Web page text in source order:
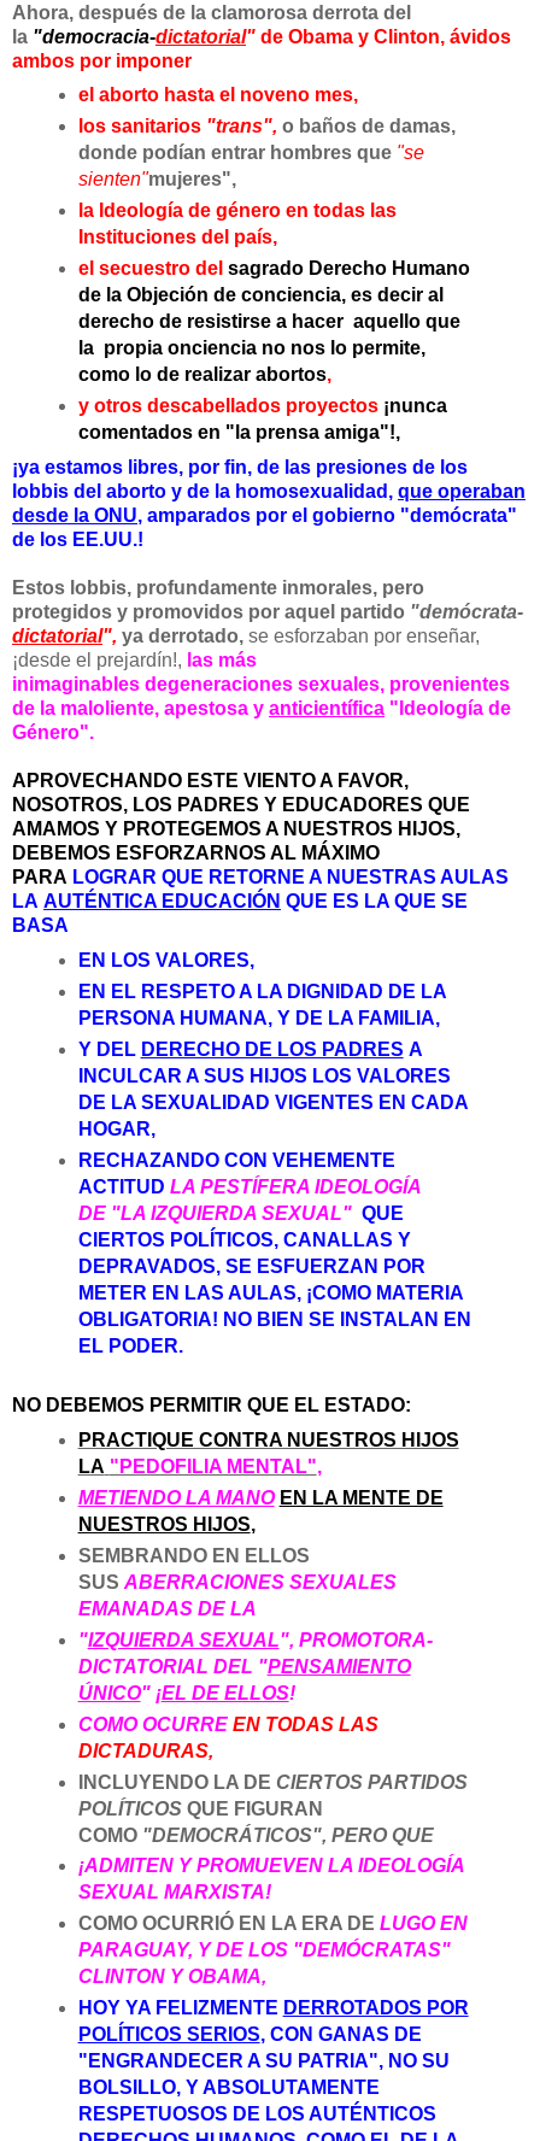
Ahora, después de la clamorosa derrota del
la "democracia-dictatorial" de Obama y Clinton, ávidos
ambos por imponer
el aborto hasta el noveno mes,
los sanitarios "trans", o baños de damas,
donde podían entrar hombres que "se
sienten"mujeres",
la Ideología de género en todas las
Instituciones del país,
el secuestro del sagrado Derecho Humano
de la Objeción de conciencia, es decir al
derecho de resistirse a hacer aquello que
la propia onciencia no nos lo permite,
como lo de realizar abortos,
y otros descabellados proyectos ¡nunca
comentados en "la prensa amiga"!,
¡ya estamos libres, por fin, de las presiones de los
lobbis del aborto y de la homosexualidad, que operaban
desde la ONU, amparados por el gobierno "demócrata"
de los EE.UU.!
Estos lobbis, profundamente inmorales, pero
protegidos y promovidos por aquel partido "demócrata-
dictatorial", ya derrotado, se esforzaban por enseñar,
¡desde el prejardín!, las más
inimaginables degeneraciones sexuales, provenientes
de la maloliente, apestosa y anticientífica "Ideología de
Género".
APROVECHANDO ESTE VIENTO A FAVOR,
NOSOTROS, LOS PADRES Y EDUCADORES QUE
AMAMOS Y PROTEGEMOS A NUESTROS HIJOS,
DEBEMOS ESFORZARNOS AL MÁXIMO
PARA LOGRAR QUE RETORNE A NUESTRAS AULAS
LA AUTÉNTICA EDUCACIÓN QUE ES LA QUE SE
BASA
EN LOS VALORES,
EN EL RESPETO A LA DIGNIDAD DE LA
PERSONA HUMANA, Y DE LA FAMILIA,
Y DEL DERECHO DE LOS PADRES A
INCULCAR A SUS HIJOS LOS VALORES
DE LA SEXUALIDAD VIGENTES EN CADA
HOGAR,
RECHAZANDO CON VEHEMENTE
ACTITUD LA PESTÍFERA IDEOLOGÍA
DE "LA IZQUIERDA SEXUAL"QUE
CIERTOS POLÍTICOS, CANALLAS Y
DEPRAVADOS, SE ESFUERZAN POR
METER EN LAS AULAS, ¡COMO MATERIA
OBLIGATORIA! NO BIEN SE INSTALAN EN
EL PODER.
NO DEBEMOS PERMITIR QUE EL ESTADO:
PRACTIQUE CONTRA NUESTROS HIJOS
LA "PEDOFILIA MENTAL",
METIENDO LA MANO EN LA MENTE DE
NUESTROS HIJOS,
SEMBRANDO EN ELLOS
SUS ABERRACIONES SEXUALES
EMANADAS DE LA
"IZQUIERDA SEXUAL", PROMOTORA-
DICTATORIAL DEL "PENSAMIENTO
ÚNICO" ¡EL DE ELLOS!
COMO OCURRE EN TODAS LAS
DICTADURAS,
INCLUYENDO LA DE CIERTOS PARTIDOS
POLÍTICOSQUE FIGURAN
COMO "DEMOCRÁTICOS", PERO QUE
¡ADMITEN Y PROMUEVEN LA IDEOLOGÍA
SEXUAL MARXISTA!
COMO OCURRIÓ EN LA ERA DE LUGO EN
PARAGUAY, Y DE LOS "DEMÓCRATAS"
CLINTON Y OBAMA,
HOY YA FELIZMENTE DERROTADOS POR
POLÍTICOS SERIOS, CON GANAS DE
"ENGRANDECER A SU PATRIA", NO SU
BOLSILLO, Y ABSOLUTAMENTE
RESPETUOSOS DE LOS AUTÉNTICOS